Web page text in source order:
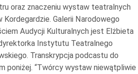
oraz znaczeniu wystaw teatralnych
Kordegardzie. Galerii Narodowego
Audycji Kulturalnych jest Elżbieta
Instytutu Teatralnego
Transkrypcja podcastu do
poniżej. “Twórcy wystaw niewątpliwie